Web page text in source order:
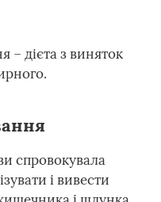
– дієта з виняток
спровокувала
і вивести